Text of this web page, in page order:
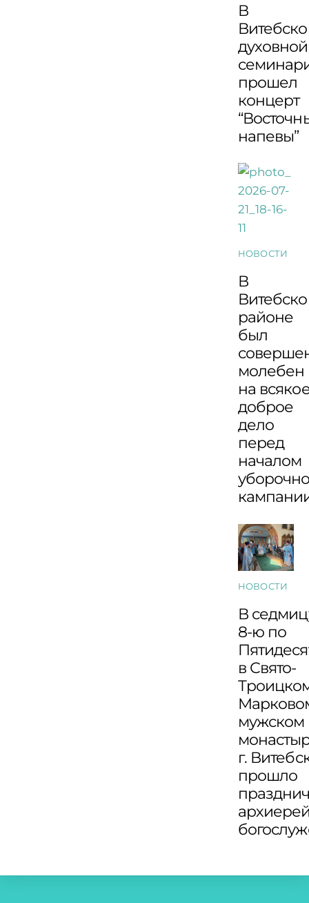
В
духовной
прошел
концерт
напевы”
НОВОСТИ
В
районе
был
молебен
на
доброе
дело
перед
началом
НОВОСТИ
В
8-ю по
в Свято-
мужском
г.
прошло